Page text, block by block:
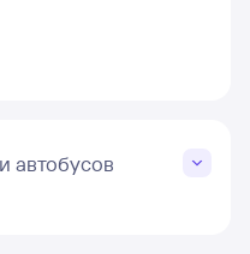
автобусов